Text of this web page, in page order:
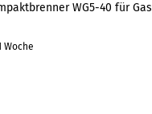
WG5-40 für Gas
Woche